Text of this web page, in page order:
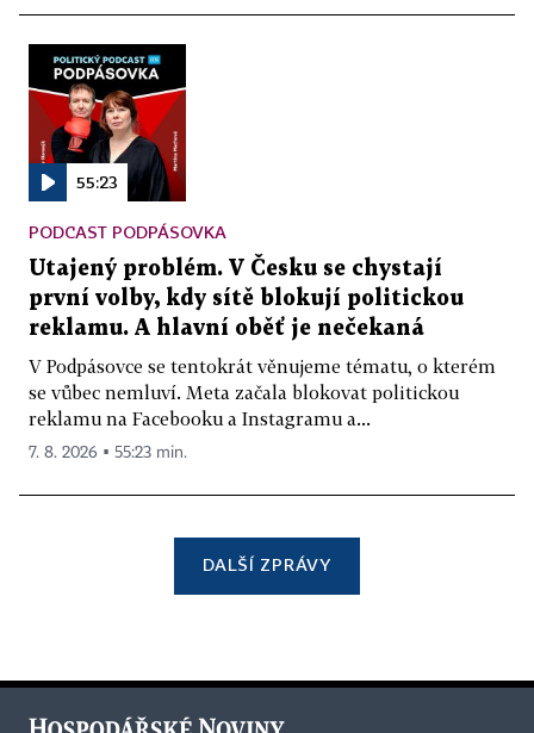
55:23
PODCAST PODPÁSOVKA
Utajený problém. V Česku se chystají
první volby, kdy sítě blokují politickou
reklamu. A hlavní oběť je nečekaná
V Podpásovce se tentokrát věnujeme tématu, o kterém
se vůbec nemluví. Meta začala blokovat politickou
reklamu na Facebooku a Instagramu a...
7. 8. 2026 ▪ 55:23 min.
DALŠÍ ZPRÁVY